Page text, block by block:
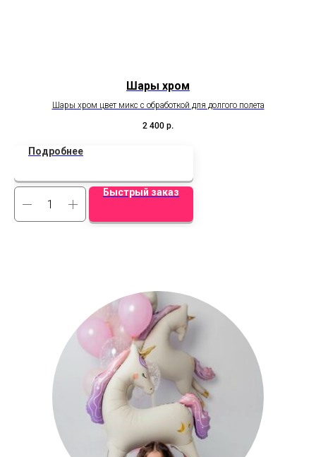
Шары хром
Шары хром цвет микс с обработкой для долгого полета
2 400 р.
Подробнее
Быстрый заказ